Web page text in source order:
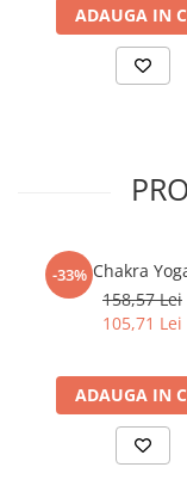
ADAUGA IN
-33% Chakra
158,57 Lei
105,71 Lei
ADAUGA IN